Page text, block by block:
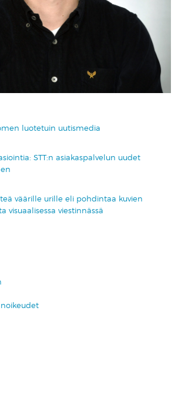
luotetuin uutismedia
STT:n asiakaspalvelun uudet
väärille urille eli pohdintaa kuvien
visuaalisessa viestinnässä